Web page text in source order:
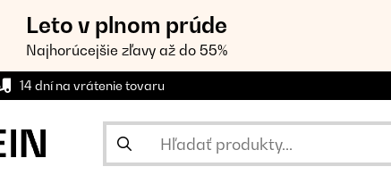
Leto v plnom prúde
Najhorúcejšie zľavy až do 55%
14 dní na vrátenie tovaru